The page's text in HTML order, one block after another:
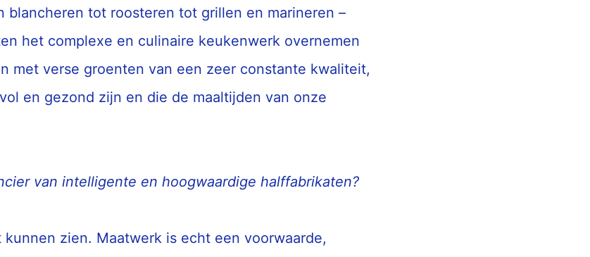
blancheren tot roosteren tot grillen en marineren –
het complexe en culinaire keukenwerk overnemen
met verse groenten van een zeer constante kwaliteit,
en gezond zijn en die de maaltijden van onze
van intelligente en hoogwaardige halffabrikaten?
kunnen zien. Maatwerk is echt een voorwaarde,